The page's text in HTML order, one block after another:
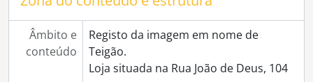
[Série] Largo Luís de Camões (zona da Porta Nova)
[Série] Arco de Dona Isabel
[Série] Jardim Público
[Série] Pastorícia e criação de gado
[Série] Casa Pia - crianças e instalações
Âmbito e
conteúdo
Registo da imagem em nome de
Teigão.
Loja situada na Rua João de Deus, 104